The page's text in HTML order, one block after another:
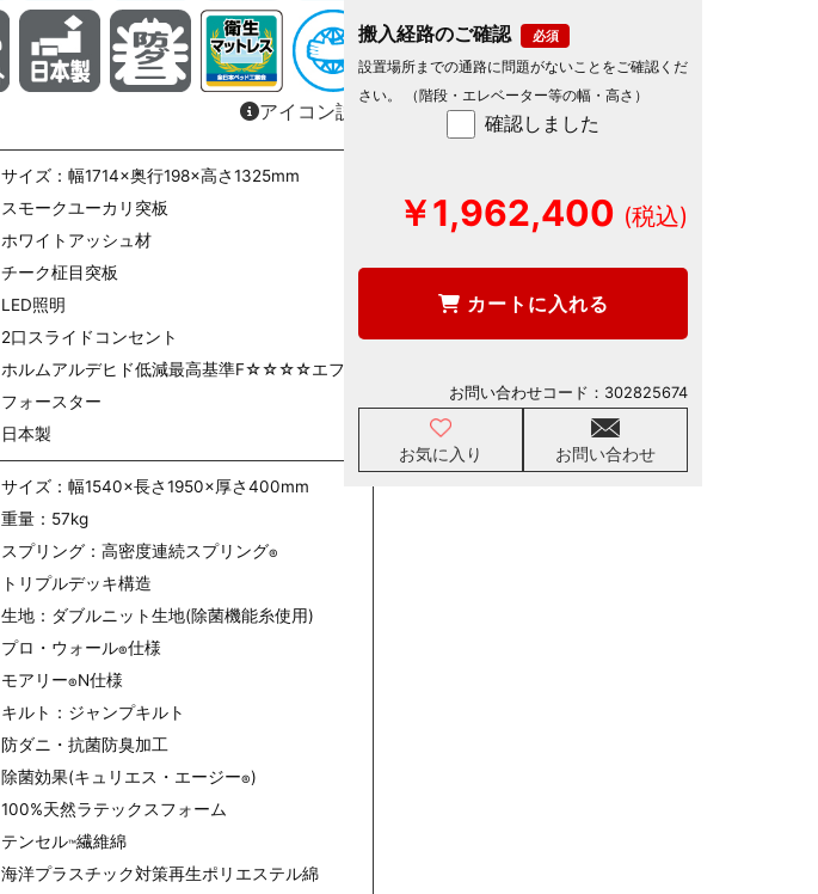
アイコン説明
サイズ：幅1714×奥行198×高さ1325mm
スモークユーカリ突板
ホワイトアッシュ材
チーク柾目突板
LED照明
2口スライドコンセント
ホルムアルデヒド低減最高基準F☆☆☆☆エフ・
フォースター
日本製
サイズ：幅1540×長さ1950×厚さ400mm
重量：57kg
スプリング：高密度連続スプリング®
トリプルデッキ構造
生地：ダブルニット生地(除菌機能糸使用)
プロ・ウォール®仕様
モアリー®N仕様
キルト：ジャンプキルト
防ダニ・抗菌防臭加工
除菌効果(キュリエス・エージー®)
100%天然ラテックスフォーム
テンセル™繊維綿
海洋プラスチック対策再生ポリエステル綿
搬入経路のご確認
確認しました
設置場所までの通路に問題がないことをご確認くだ
さい。 （階段・エレベーター等の幅・高さ）
￥1,962,400
カートに入れる
お気に入り お問い合わせ
お問い合わせコード： 302825674